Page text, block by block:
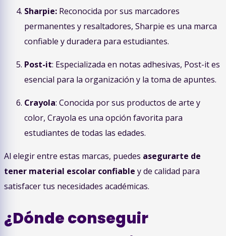
Sharpie: Reconocida por sus marcadores
permanentes y resaltadores, Sharpie es una marca
confiable y duradera para estudiantes.
Post-it: Especializada en notas adhesivas, Post-it es
esencial para la organización y la toma de apuntes.
Crayola: Conocida por sus productos de arte y
color, Crayola es una opción favorita para
estudiantes de todas las edades.
Al elegir entre estas marcas, puedes asegurarte de
tener material escolar confiable y de calidad para
satisfacer tus necesidades académicas.
¿Dónde conseguir